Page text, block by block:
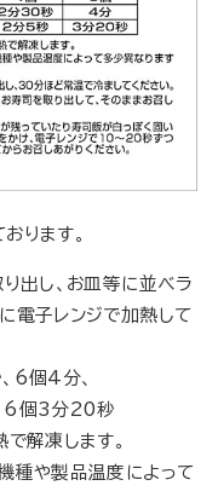
ります。
出し、お皿等に並べラ
電子レンジで加熱して
個4分、
個3分20秒
解凍します。
種や製品温度によって